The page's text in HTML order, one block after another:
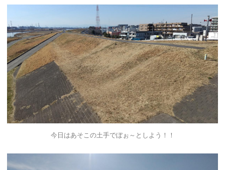
今日はあそこの土手でぼぉ～としよう！！